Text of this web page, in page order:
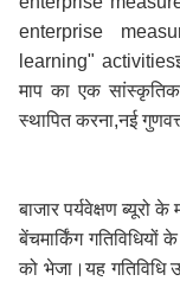
enterprise
learning"
माप का एक सांस्कृतिक
स्थापित करना,नई
बाजार पर्यवेक्षण ब्यूरो
बेंचमार्किंग
को भेजा।यह गतिविधि